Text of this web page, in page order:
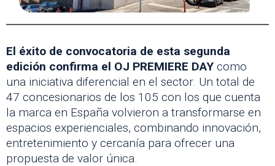
El éxito de convocatoria de esta segunda
edición confirma el OJ PREMIERE DAY como
una iniciativa diferencial en el sector. Un total de
47 concesionarios de los 105 con los que cuenta
la marca en España volvieron a transformarse en
espacios experienciales, combinando innovación,
entretenimiento y cercanía para ofrecer una
propuesta de valor única.